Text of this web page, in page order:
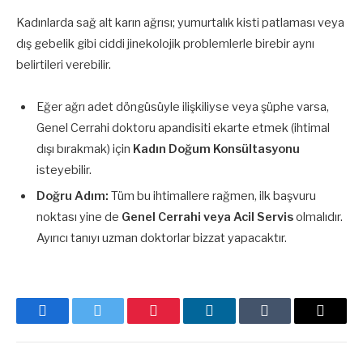
Kadınlarda sağ alt karın ağrısı; yumurtalık kisti patlaması veya
dış gebelik gibi ciddi jinekolojik problemlerle birebir aynı
belirtileri verebilir.
Eğer ağrı adet döngüsüyle ilişkiliyse veya şüphe varsa,
Genel Cerrahi doktoru apandisiti ekarte etmek (ihtimal
dışı bırakmak) için Kadın Doğum Konsültasyonu
isteyebilir.
Doğru Adım: Tüm bu ihtimallere rağmen, ilk başvuru
noktası yine de Genel Cerrahi veya Acil Servisolmalıdır.
Ayırıcı tanıyı uzman doktorlar bizzat yapacaktır.
FacebookTwitter Pinterest LinkedInTumblr
E-